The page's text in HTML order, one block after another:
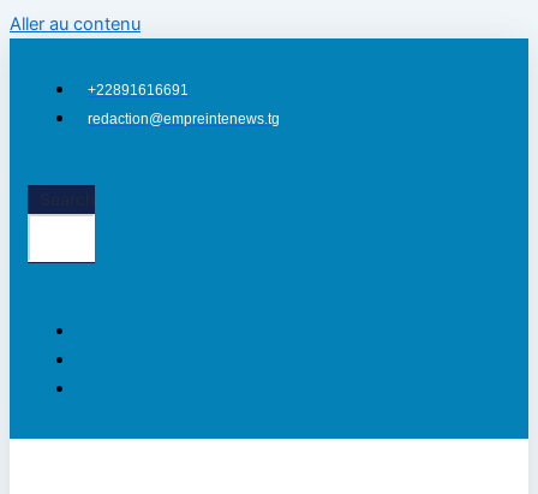
Aller au contenu
+22891616691
redaction@empreintenews.tg